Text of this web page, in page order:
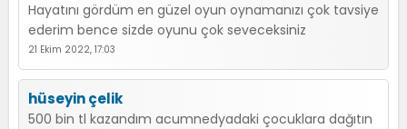
Hayatını gördüm en güzel oyun oynamanızı çok tavsiye
ederim bence sizde oyunu çok seveceksiniz
21 Ekim 2022, 17:03
hüseyin çelik
500 bin tl kazandım acumnedyadaki çocuklara dağıtın